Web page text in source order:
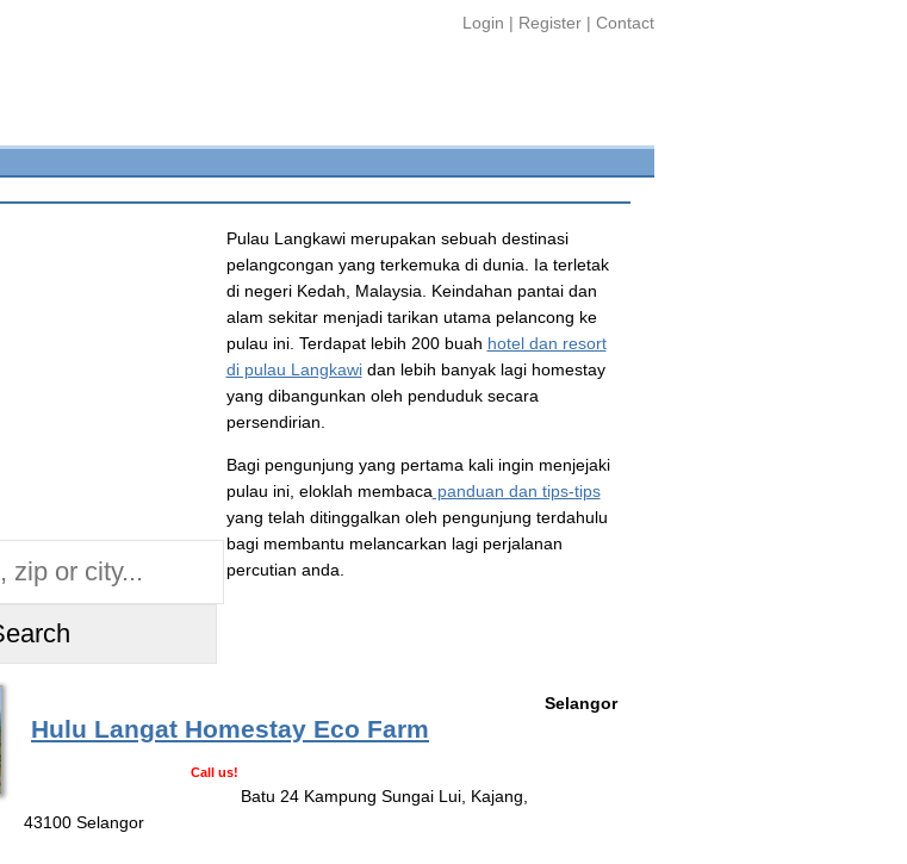
Login | Register | Contact
Pulau Langkawi merupakan sebuah destinasi
pelangcongan yang terkemuka di dunia. Ia terletak
di negeri Kedah, Malaysia. Keindahan pantai dan
alam sekitar menjadi tarikan utama pelancong ke
pulau ini. Terdapat lebih 200 buah hotel dan resort
di pulau Langkawidan lebih banyak lagi homestay
yang dibangunkan oleh penduduk secara
persendirian.
Bagi pengunjung yang pertama kali ingin menjejaki
pulau ini, eloklah membaca panduan dan tips-tips
yang telah ditinggalkan oleh pengunjung terdahulu
bagi membantu melancarkan lagi perjalanan
percutian anda.
Hulu Langat Homestay Eco Farm
Call us!
Batu 24 Kampung Sungai Lui, Kajang,
43100 Selangor
Selangor